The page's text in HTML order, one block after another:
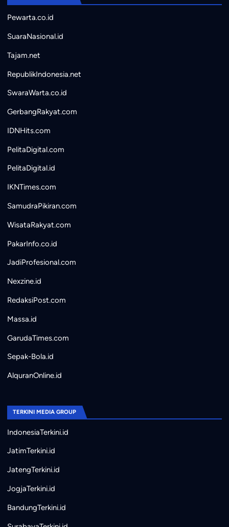
Pewarta.co.id
SuaraNasional.id
Tajam.net
RepublikIndonesia.net
SwaraWarta.co.id
GerbangRakyat.com
IDNHits.com
PelitaDigital.com
PelitaDigital.id
IKNTimes.com
SamudraPikiran.com
WisataRakyat.com
PakarInfo.co.id
JadiProfesional.com
Nexzine.id
RedaksiPost.com
Massa.id
GarudaTimes.com
Sepak-Bola.id
AlquranOnline.id
TERKINI MEDIA GROUP
IndonesiaTerkini.id
JatimTerkini.id
JatengTerkini.id
JogjaTerkini.id
BandungTerkini.id